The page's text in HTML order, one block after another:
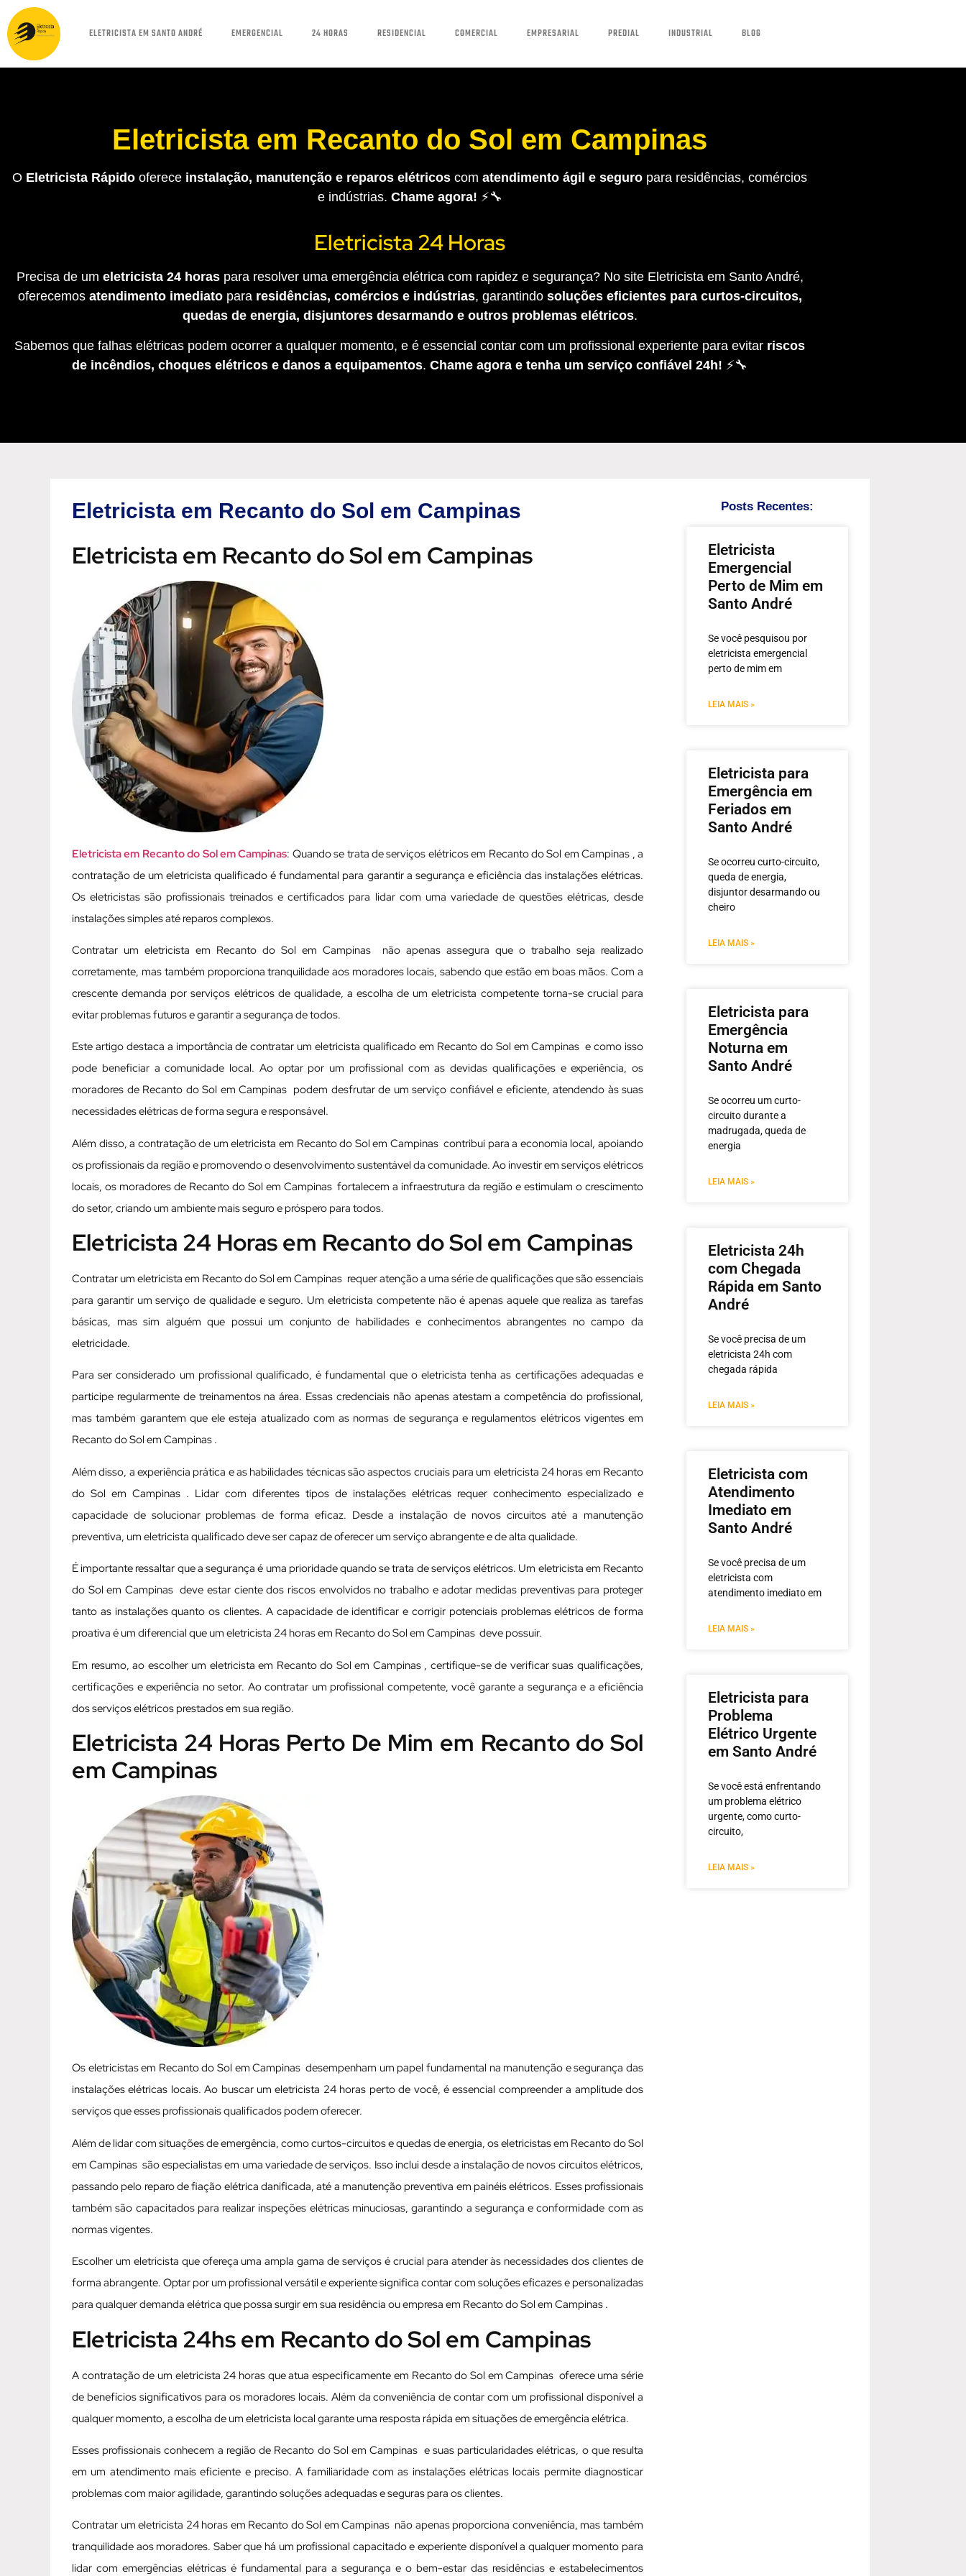
ELETRICISTA EM SANTO ANDRÉ EMERGENCIAL 24 HORAS RESIDENCIAL COMERCIAL EMPRESARIAL PREDIAL INDUSTRIAL BLOG
Eletricista em Recanto do Sol em Campinas
O Eletricista Rápido oferece instalação, manutenção e reparos elétricos com atendimento ágil e seguro para residências, comércios
e indústrias. Chame agora! ⚡🔧
Eletricista 24 Horas
Precisa de um eletricista 24 horaspara resolver uma emergência elétrica com rapidez e segurança? No site Eletricista em Santo André,
oferecemos atendimento imediatopara residências, comércios e indústrias, garantindo soluções eficientes para curtos-circuitos,
quedas de energia, disjuntores desarmando e outros problemas elétricos.
Sabemos que falhas elétricas podem ocorrer a qualquer momento, e é essencial contar com um profissional experiente para evitar riscos
de incêndios, choques elétricos e danos a equipamentos. Chame agora e tenha um serviço confiável 24h! ⚡🔧
Eletricista em Recanto do Sol em Campinas
Eletricista em Recanto do Sol em Campinas
Eletricista em Recanto do Sol em Campinas: Quando se trata de serviços elétricos em Recanto do Sol em Campinas , a
contratação de um eletricista qualificado é fundamental para garantir a segurança e eficiência das instalações elétricas.
Os eletricistas são profissionais treinados e certificados para lidar com uma variedade de questões elétricas, desde
instalações simples até reparos complexos.
Contratar um eletricista em Recanto do Sol em Campinas não apenas assegura que o trabalho seja realizado
corretamente, mas também proporciona tranquilidade aos moradores locais, sabendo que estão em boas mãos. Com a
crescente demanda por serviços elétricos de qualidade, a escolha de um eletricista competente torna-se crucial para
evitar problemas futuros e garantir a segurança de todos.
Este artigo destaca a importância de contratar um eletricista qualificado em Recanto do Sol em Campinas e como isso
pode beneficiar a comunidade local. Ao optar por um profissional com as devidas qualificações e experiência, os
moradores de Recanto do Sol em Campinas podem desfrutar de um serviço confiável e eficiente, atendendo às suas
necessidades elétricas de forma segura e responsável.
Além disso, a contratação de um eletricista em Recanto do Sol em Campinas contribui para a economia local, apoiando
os profissionais da região e promovendo o desenvolvimento sustentável da comunidade. Ao investir em serviços elétricos
locais, os moradores de Recanto do Sol em Campinas fortalecem a infraestrutura da região e estimulam o crescimento
do setor, criando um ambiente mais seguro e próspero para todos.
Eletricista 24 Horas em Recanto do Sol em Campinas
Contratar um eletricista em Recanto do Sol em Campinas requer atenção a uma série de qualificações que são essenciais
para garantir um serviço de qualidade e seguro. Um eletricista competente não é apenas aquele que realiza as tarefas
básicas, mas sim alguém que possui um conjunto de habilidades e conhecimentos abrangentes no campo da
eletricidade.
Para ser considerado um profissional qualificado, é fundamental que o eletricista tenha as certificações adequadas e
participe regularmente de treinamentos na área. Essas credenciais não apenas atestam a competência do profissional,
mas também garantem que ele esteja atualizado com as normas de segurança e regulamentos elétricos vigentes em
Recanto do Sol em Campinas .
Além disso, a experiência prática e as habilidades técnicas são aspectos cruciais para um eletricista 24 horas em Recanto
do Sol em Campinas . Lidar com diferentes tipos de instalações elétricas requer conhecimento especializado e
capacidade de solucionar problemas de forma eficaz. Desde a instalação de novos circuitos até a manutenção
preventiva, um eletricista qualificado deve ser capaz de oferecer um serviço abrangente e de alta qualidade.
É importante ressaltar que a segurança é uma prioridade quando se trata de serviços elétricos. Um eletricista em Recanto
do Sol em Campinas deve estar ciente dos riscos envolvidos no trabalho e adotar medidas preventivas para proteger
tanto as instalações quanto os clientes. A capacidade de identificar e corrigir potenciais problemas elétricos de forma
proativa é um diferencial que um eletricista 24 horas em Recanto do Sol em Campinas deve possuir.
Em resumo, ao escolher um eletricista em Recanto do Sol em Campinas , certifique-se de verificar suas qualificações,
certificações e experiência no setor. Ao contratar um profissional competente, você garante a segurança e a eficiência
dos serviços elétricos prestados em sua região.
Eletricista 24 Horas Perto De Mim em Recanto do Sol
em Campinas
Os eletricistas em Recanto do Sol em Campinas desempenham um papel fundamental na manutenção e segurança das
instalações elétricas locais. Ao buscar um eletricista 24 horas perto de você, é essencial compreender a amplitude dos
serviços que esses profissionais qualificados podem oferecer.
Além de lidar com situações de emergência, como curtos-circuitos e quedas de energia, os eletricistas em Recanto do Sol
em Campinas são especialistas em uma variedade de serviços. Isso inclui desde a instalação de novos circuitos elétricos,
passando pelo reparo de fiação elétrica danificada, até a manutenção preventiva em painéis elétricos. Esses profissionais
também são capacitados para realizar inspeções elétricas minuciosas, garantindo a segurança e conformidade com as
normas vigentes.
Escolher um eletricista que ofereça uma ampla gama de serviços é crucial para atender às necessidades dos clientes de
forma abrangente. Optar por um profissional versátil e experiente significa contar com soluções eficazes e personalizadas
para qualquer demanda elétrica que possa surgir em sua residência ou empresa em Recanto do Sol em Campinas .
Eletricista 24hs em Recanto do Sol em Campinas
A contratação de um eletricista 24 horas que atua especificamente em Recanto do Sol em Campinas oferece uma série
de benefícios significativos para os moradores locais. Além da conveniência de contar com um profissional disponível a
qualquer momento, a escolha de um eletricista local garante uma resposta rápida em situações de emergência elétrica.
Esses profissionais conhecem a região de Recanto do Sol em Campinas e suas particularidades elétricas, o que resulta
em um atendimento mais eficiente e preciso. A familiaridade com as instalações elétricas locais permite diagnosticar
problemas com maior agilidade, garantindo soluções adequadas e seguras para os clientes.
Contratar um eletricista 24 horas em Recanto do Sol em Campinas não apenas proporciona conveniência, mas também
tranquilidade aos moradores. Saber que há um profissional capacitado e experiente disponível a qualquer momento para
lidar com emergências elétricas é fundamental para a segurança e o bem-estar das residências e estabelecimentos
Posts Recentes:
Eletricista
Emergencial
Perto de Mim em
Santo André
Se você pesquisou por
eletricista emergencial
perto de mim em
LEIA MAIS »
Eletricista para
Emergência em
Feriados em
Santo André
Se ocorreu curto-circuito,
queda de energia,
disjuntor desarmando ou
cheiro
LEIA MAIS »
Eletricista para
Emergência
Noturna em
Santo André
Se ocorreu um curto-
circuito durante a
madrugada, queda de
energia
LEIA MAIS »
Eletricista 24h
com Chegada
Rápida em Santo
André
Se você precisa de um
eletricista 24h com
chegada rápida
LEIA MAIS »
Eletricista com
Atendimento
Imediato em
Santo André
Se você precisa de um
eletricista com
atendimento imediato em
LEIA MAIS »
Eletricista para
Problema
Elétrico Urgente
em Santo André
Se você está enfrentando
um problema elétrico
urgente, como curto-
circuito,
LEIA MAIS »